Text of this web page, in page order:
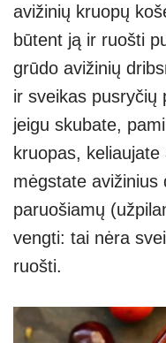
avižinių kruopų
būtent ją ir ruošti
grūdo avižinių
ir sveikas pusryčių
jeigu skubate,
kruopas,
mėgstate avižinius
paruošiamų
vengti: tai nėra
ruošti.